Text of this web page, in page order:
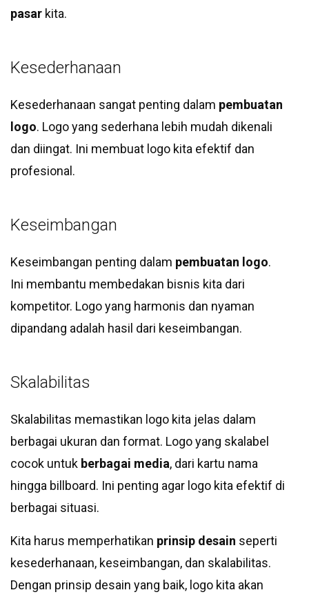
pasar kita.
Kesederhanaan
Kesederhanaan sangat penting dalam pembuatan
logo. Logo yang sederhana lebih mudah dikenali
dan diingat. Ini membuat logo kita efektif dan
profesional.
Keseimbangan
Keseimbangan penting dalam pembuatan logo.
Ini membantu membedakan bisnis kita dari
kompetitor. Logo yang harmonis dan nyaman
dipandang adalah hasil dari keseimbangan.
Skalabilitas
Skalabilitas memastikan logo kita jelas dalam
berbagai ukuran dan format. Logo yang skalabel
cocok untuk berbagai media, dari kartu nama
hingga billboard. Ini penting agar logo kita efektif di
berbagai situasi.
Kita harus memperhatikan prinsip desain seperti
kesederhanaan, keseimbangan, dan skalabilitas.
Dengan prinsip desain yang baik, logo kita akan